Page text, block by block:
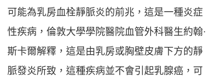
可能為乳房血栓靜脈炎的前兆，這是一種炎症
性疾病，倫敦大學學院醫院血管外科醫生約翰·
斯卡爾解釋，這是由乳房或胸壁皮膚下方的靜
脈發炎所致，這種疾病並不會引起乳腺癌，可